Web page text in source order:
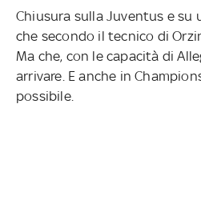
Chiusura sulla Juventus e
che secondo il tecnico di
Ma che, con le capacità di
arrivare. E anche in
possibile.